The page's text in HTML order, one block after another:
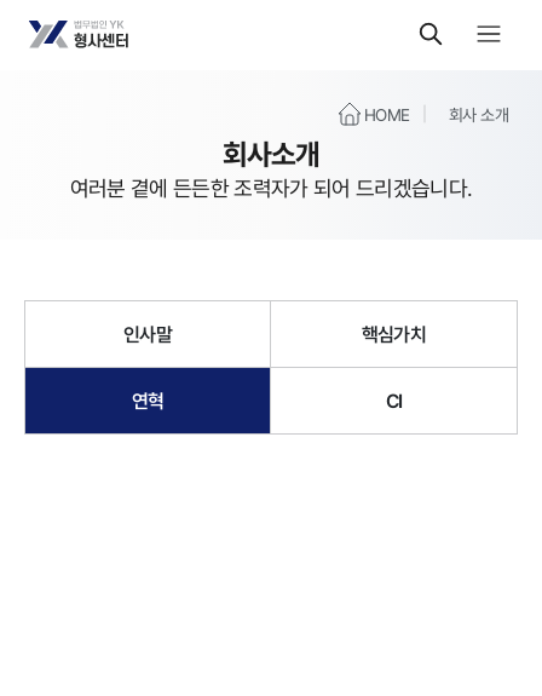
HOME 회사 소개
회사소개
여러분 곁에 든든한 조력자가 되어 드리겠습니다.
인사말 핵심가치
연혁 CI